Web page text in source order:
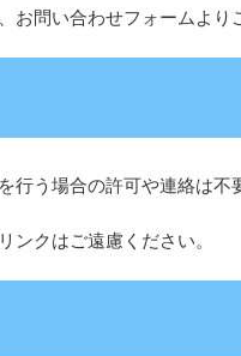
問い合わせフォームより
行う場合の許可や連絡は不
ンクはご遠慮ください。